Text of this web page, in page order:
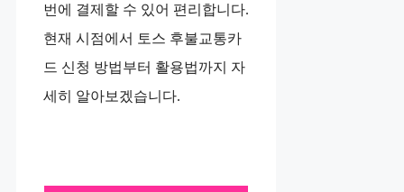
번에 결제할 수 있어 편리합니다.
현재 시점에서 토스 후불교통카
드 신청 방법부터 활용법까지 자
세히 알아보겠습니다.